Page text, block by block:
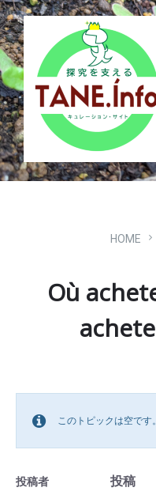
Skip
to
content
Skip
to
main
navigation
Skip
to
footer
HOME
Où
このトピックは空です。
投稿者 投稿